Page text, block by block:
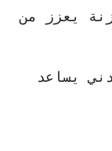
يعزز من
يساعد